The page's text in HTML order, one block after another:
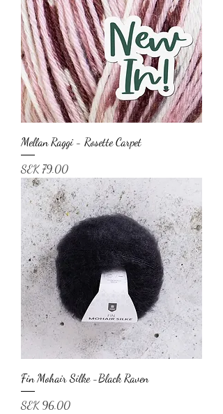
Mellan Raggi - Rosette Carpet
Price
SEK 79.00
Fin Mohair Silke -Black Raven
Price
SEK 96.00